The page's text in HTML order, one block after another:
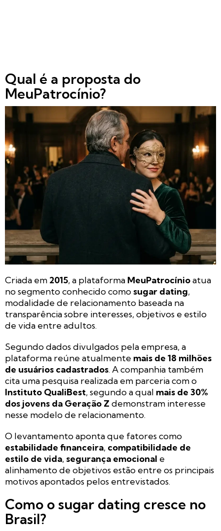
Qual é a proposta do
MeuPatrocínio?
Criada em 2015, a plataforma MeuPatrocínioatua
no segmento conhecido comosugar dating,
modalidade de relacionamento baseada na
transparência sobre interesses, objetivos e estilo
de vida entre adultos.
Segundo dados divulgados pela empresa, a
plataforma reúne atualmente mais de 18 milhões
de usuários cadastrados. A companhia também
cita uma pesquisa realizada em parceria com o
Instituto QualiBest, segundo a qual mais de 30%
dos jovens da Geração Z demonstram interesse
nesse modelo de relacionamento.
O levantamento aponta que fatores como
estabilidade financeira, compatibilidade de
estilo de vida, segurança emocional e
alinhamento de objetivos estão entre os principais
motivos apontados pelos entrevistados.
Como o sugar dating cresce no
Brasil?